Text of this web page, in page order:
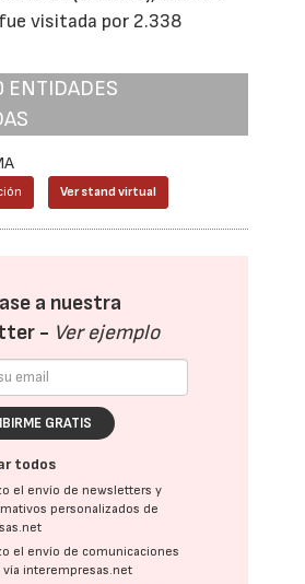
visitada por 2.338
ENTIDADES
Ver stand virtual
a nuestra
- Ver ejemplo
GRATIS
todos
el envío de newsletters y
personalizados de
el envío de comunicaciones
vía interempresas.net